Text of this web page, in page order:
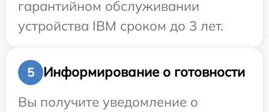
гарантийном обслуживании
устройства IBM сроком до 3 лет.
5
Информирование о готовности
Вы получите уведомление о